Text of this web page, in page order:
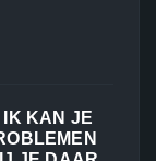
IK KAN JE